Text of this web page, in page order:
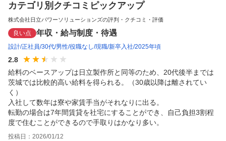
カテゴリ別クチコミピックアップ
株式会社日立パワーソリューションズの評判・クチコミ・評価
良い点 年収・給与制度・待遇
設計 正社員 30代 男性 役職なし 現職 新卒入社 2025年頃
2.8
給料のベースアップは日立製作所と同等のため、20代後半までは
茨城では比較的高い給料を得られる。（30歳以降は離されてい
く）
入社して数年は寮や家賃手当がそれなりに出る。
転勤の場合は7年間賃貸を社宅にすることができ、自己負担3割程
度で住むことができるので手取りはかなり多い。
投稿日： 2026/01/12